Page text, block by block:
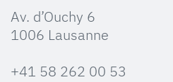
Av. d’Ouchy 6
1006 Lausanne
+41 58 262 00 53